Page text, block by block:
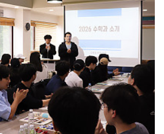
가 있는 3D Vlasov-Maxwell 시스템의 장기적 동
3D Vlasov-Maxwell System with
·공학 시뮬레이션 가속화를 위한 계산과학과 머
science meets machine learning:
simulations)를, 이경석 교수는 기하학적
genus zero)을 주제로 각각 발표하였다.
쉽게 소개하며 참석자들과 활발한 질의응답을
를 곁들인 Tea Time이 마련되어, 수학과 교수진
학 연구에 관한 다양한 이야기를 나누었다. 참석
에 대한 이해를 넓히는 유익한 시간이었다고 입을
통해 캠퍼스 내 구성원들과의 소통을 강화하고,